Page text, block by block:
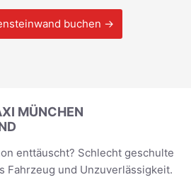
buchen →
MÜNCHEN
enttäuscht? Schlecht geschulte
Fahrzeug und Unzuverlässigkeit.